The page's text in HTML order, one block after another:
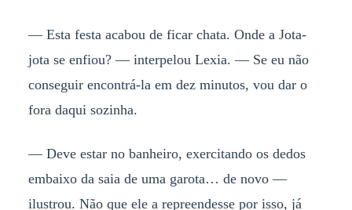
— Esta festa acabou de ficar chata. Onde a Jota-
jota se enfiou? — interpelou Lexia. — Se eu não
conseguir encontrá-la em dez minutos, vou dar o
fora daqui sozinha.
— Deve estar no banheiro, exercitando os dedos
embaixo da saia de uma garota… de novo —
ilustrou. Não que ele a repreendesse por isso, já